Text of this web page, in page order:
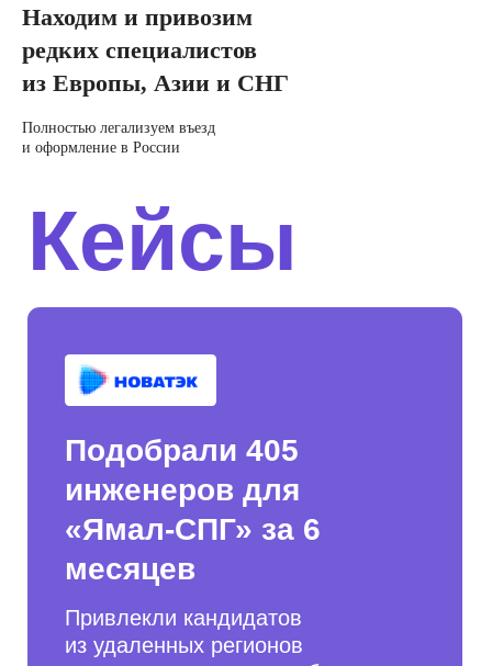
Находим и привозим
редких специалистов
из Европы, Азии и СНГ
Полностью легализуем въезд
и оформление в России
Убедитесь в наших